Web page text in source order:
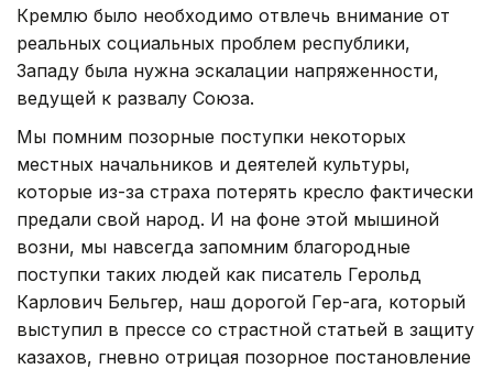
Кремлю было необходимо отвлечь внимание от
реальных социальных проблем республики,
Западу была нужна эскалации напряженности,
ведущей к развалу Союза.
Мы помним позорные поступки некоторых
местных начальников и деятелей культуры,
которые из-за страха потерять кресло фактически
предали свой народ. И на фоне этой мышиной
возни, мы навсегда запомним благородные
поступки таких людей как писатель Герольд
Карлович Бельгер, наш дорогой Гер-ага, который
выступил в прессе со страстной статьей в защиту
казахов, гневно отрицая позорное постановление